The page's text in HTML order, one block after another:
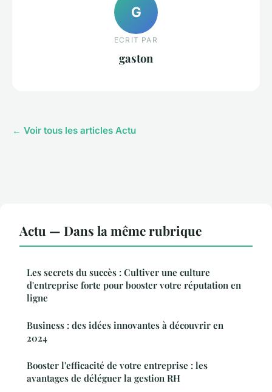
G
ECRIT PAR
gaston
← Voir tous les articles Actu
Actu — Dans la même rubrique
Les secrets du succès : Cultiver une culture
d'entreprise forte pour booster votre réputation en
ligne
Business : des idées innovantes à découvrir en
2024
Booster l'efficacité de votre entreprise : les
avantages de déléguer la gestion RH